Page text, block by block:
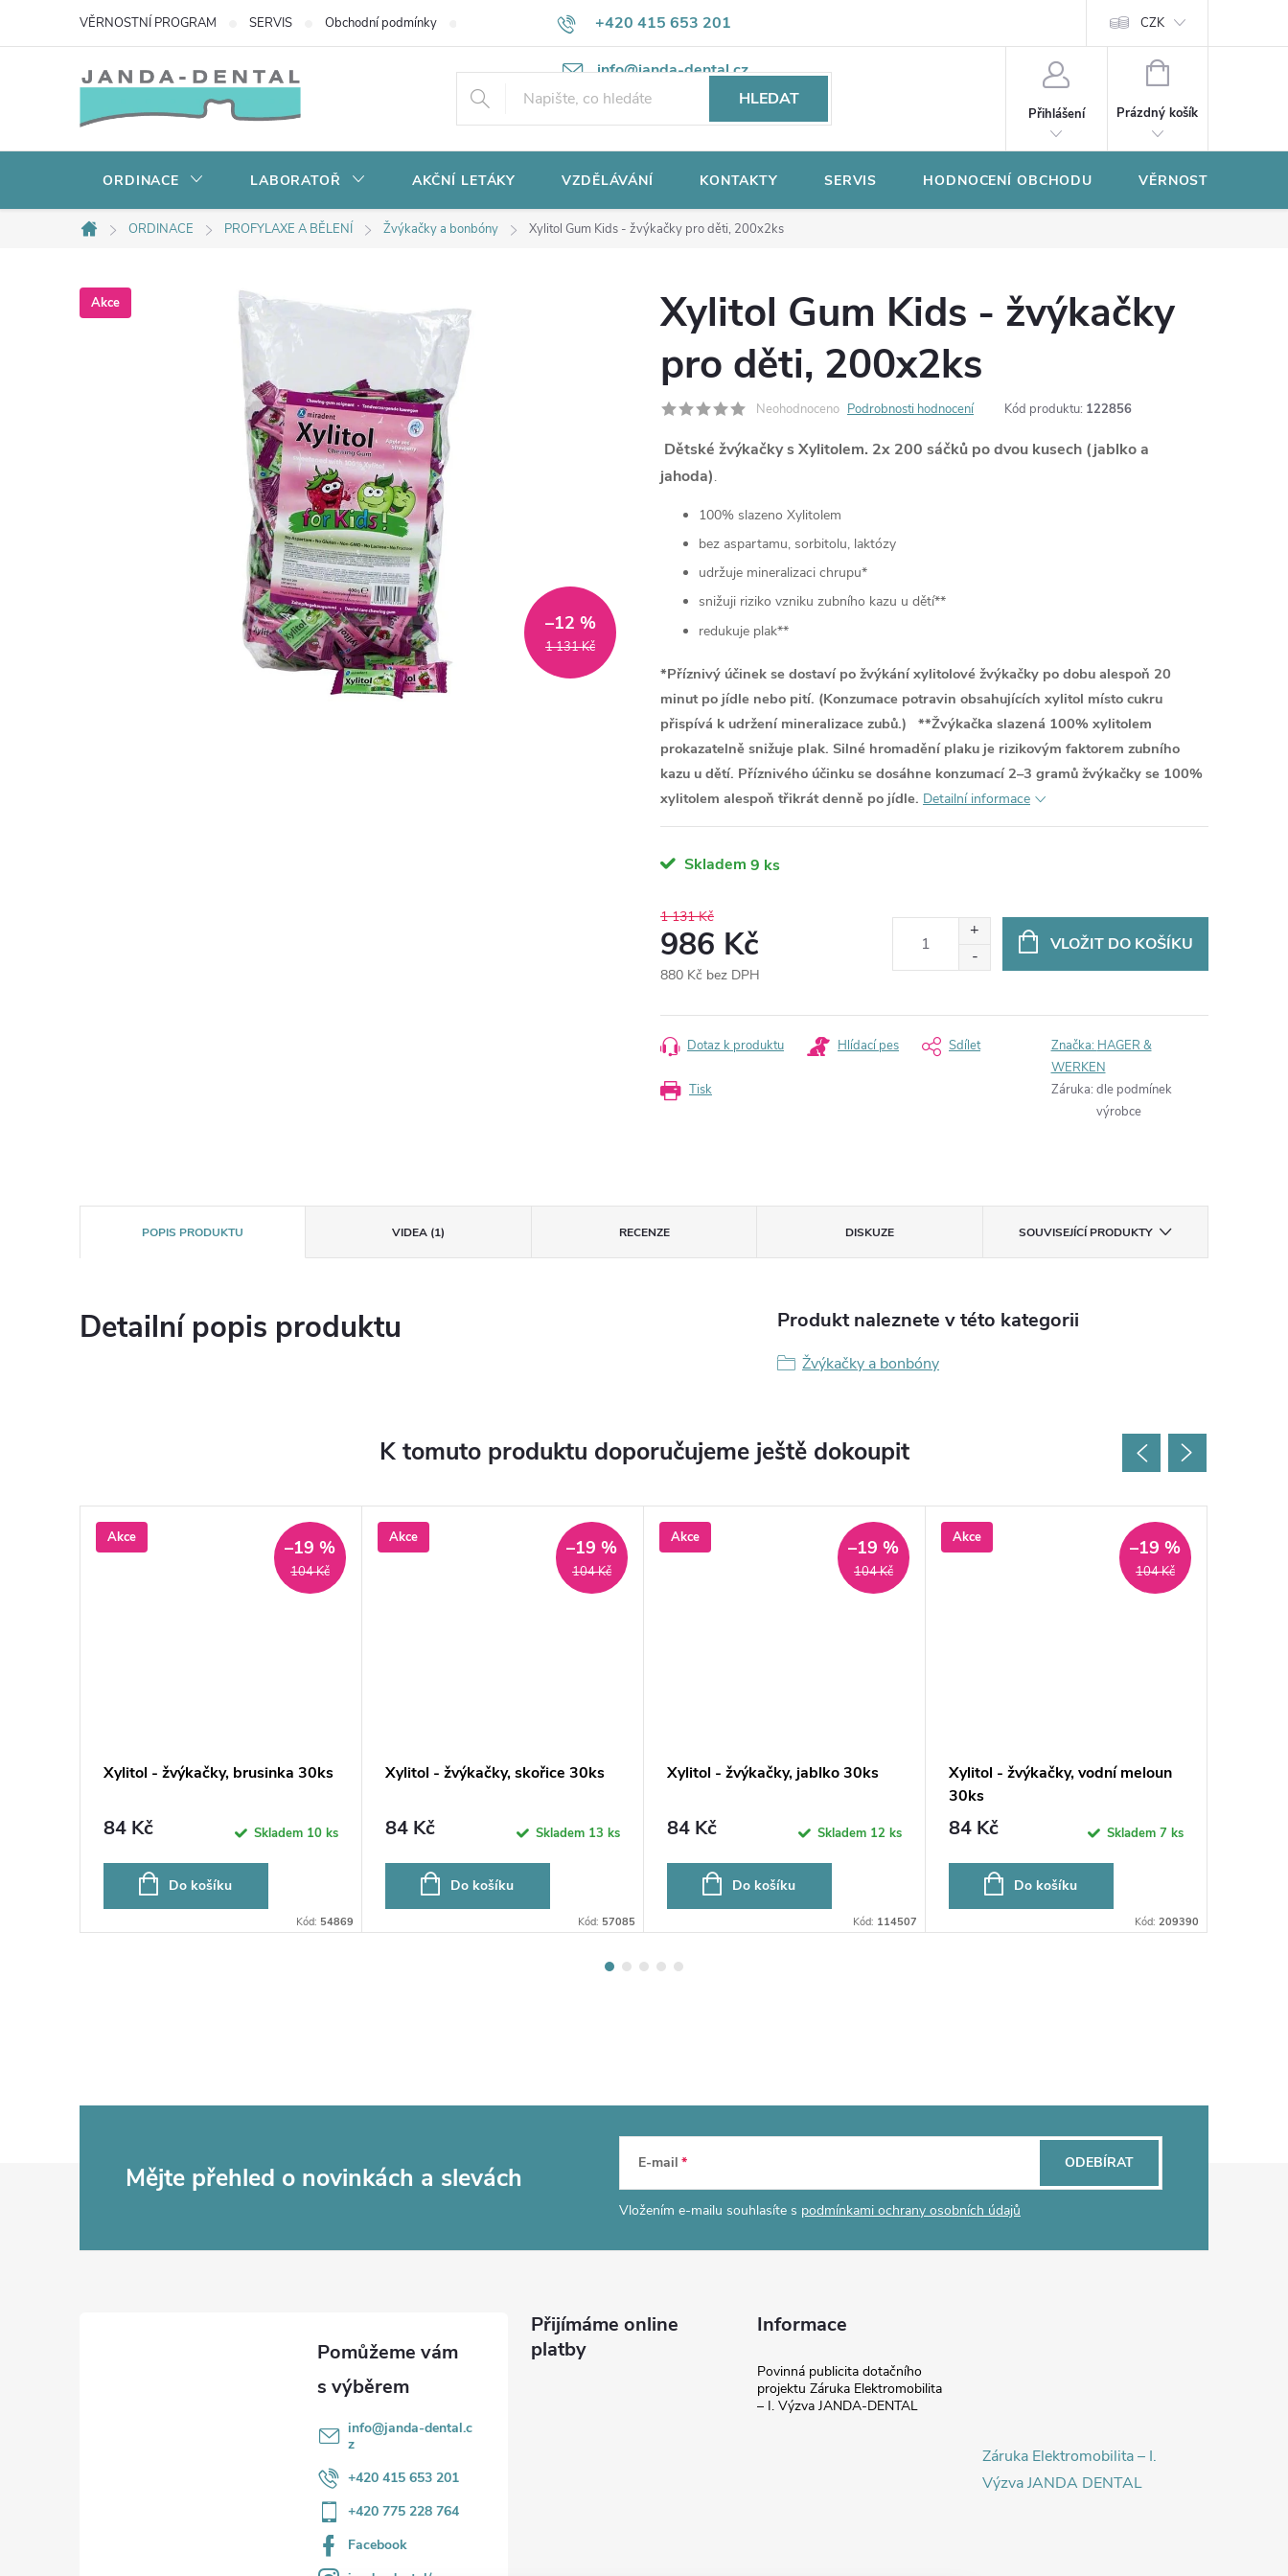
+420 415 653 201
info@janda-dental.cz
VĚRNOSTNÍ PROGRAM SERVIS Obchodní podmínky Potřebujete poradit? Ochrana osobních údajů CZK
HLEDAT
Přihlášení
NÁKUPNÍ
Prázdný košík
ORDINACE LABORATOŘ AKČNÍ LETÁKY VZDĚLÁVÁNÍ KONTAKTY SERVIS HODNOCENÍ OBCHODU VĚRNOSTNÍ
Domů
ORDINACE PROFYLAXE A BĚLENÍ Žvýkačky a bonbóny Xylitol Gum Kids - žvýkačky pro děti, 200x2ks
Akce
1 131 Kč
–12 %
Xylitol Gum Kids - žvýkačky
pro děti, 200x2ks
Neohodnoceno Podrobnosti hodnocení Kód produktu: 122856
Dětské žvýkačky s Xylitolem. 2x 200 sáčků po dvou kusech (jablko a
jahoda).
100% slazeno Xylitolem
bez aspartamu, sorbitolu, laktózy
udržuje mineralizaci chrupu*
snižuji riziko vzniku zubního kazu u dětí**
redukuje plak**
*Příznivý účinek se dostaví po žvýkání xylitolové žvýkačky po dobu alespoň 20
minut po jídle nebo pití. (Konzumace potravin obsahujících xylitol místo cukru
přispívá k udržení mineralizace zubů.)
**Žvýkačka slazená 100% xylitolem
prokazatelně snižuje plak. Silné hromadění plaku je rizikovým faktorem zubního
kazu u dětí. Příznivého účinku se dosáhne konzumací 2–3 gramů žvýkačky se 100%
xylitolem alespoň třikrát denně po jídle. Detailní informace
Skladem 9 ks
1 131 Kč
986 Kč
880 Kč bez DPH
cena:
VLOŽIT DO KOŠÍKU
Tisk
Dotaz k produktu Hlídací pes Sdílet Značka: HAGER &
WERKEN
Záruka: dle podmínek
výrobce
POPIS PRODUKTU VIDEA (1) RECENZE DISKUZE SOUVISEJÍCÍ PRODUKTY
Detailní popis produktu Produkt naleznete v této kategorii
Žvýkačky a bonbóny
K tomuto produktu doporučujeme ještě dokoupit
Akce
104 Kč
–19 %
Xylitol - žvýkačky, brusinka 30ks
84 Kč Skladem 10 ks
Do košíku
Kód: 54869
Akce
104 Kč
–19 %
Xylitol - žvýkačky, skořice 30ks
84 Kč Skladem 13 ks
Do košíku
Kód: 57085
Akce
104 Kč
–19 %
Xylitol - žvýkačky, jablko 30ks
84 Kč Skladem 12 ks
Do košíku
Kód: 114507
Akce
104 Kč
–19 %
Xylitol - žvýkačky, vodní meloun
30ks
84 Kč Skladem 7 ks
Do košíku
Kód: 209390
Mějte přehled o novinkách a slevách E-mail
Vložením e-mailu souhlasíte s podmínkami ochrany osobních údajů
ODEBÍRAT
info@janda-dental.c
z
+420 415 653 201
+420 775 228 764
Facebook
Přijímáme online
platby
Informace
Povinná publicita dotačního
projektu Záruka Elektromobilita
– I. Výzva JANDA-DENTAL
Záruka Elektromobilita – I.
Výzva JANDA DENTAL